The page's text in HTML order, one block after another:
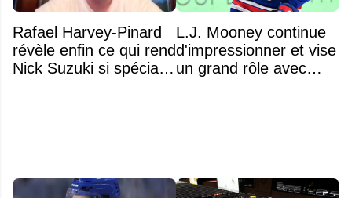
Rafael Harvey-Pinard
révèle enfin ce qui rend
Nick Suzuki si spécial
L.J. Mooney continue
d'impressionner et vise
un grand rôle avec